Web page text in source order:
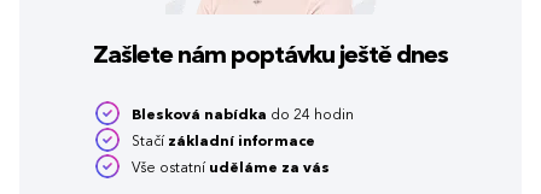
Zašlete nám poptávku ještě dnes
Blesková nabídka do 24 hodin
Stačí základní informace
Vše ostatní uděláme za vás